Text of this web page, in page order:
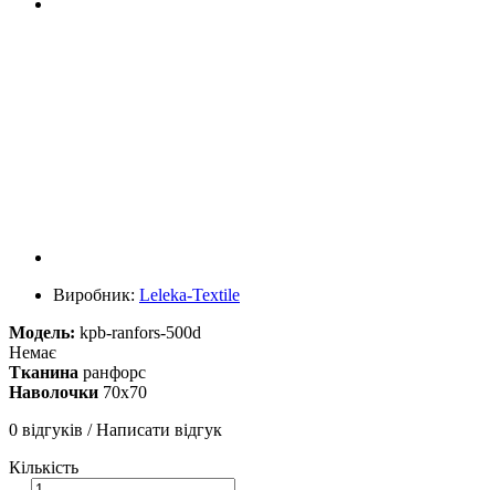
Виробник: Leleka-Textile
Модель: kpb-ranfors-500d
Немає
Тканина ранфорс
Наволочки 70х70
0 відгуків /Написати відгук
Кількість